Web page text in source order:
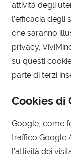
attività degli
l’efficacia
che saranno
privacy,
su questi
parte di terzi
Cookies di
Google, come
traffico Google
l’attività dei